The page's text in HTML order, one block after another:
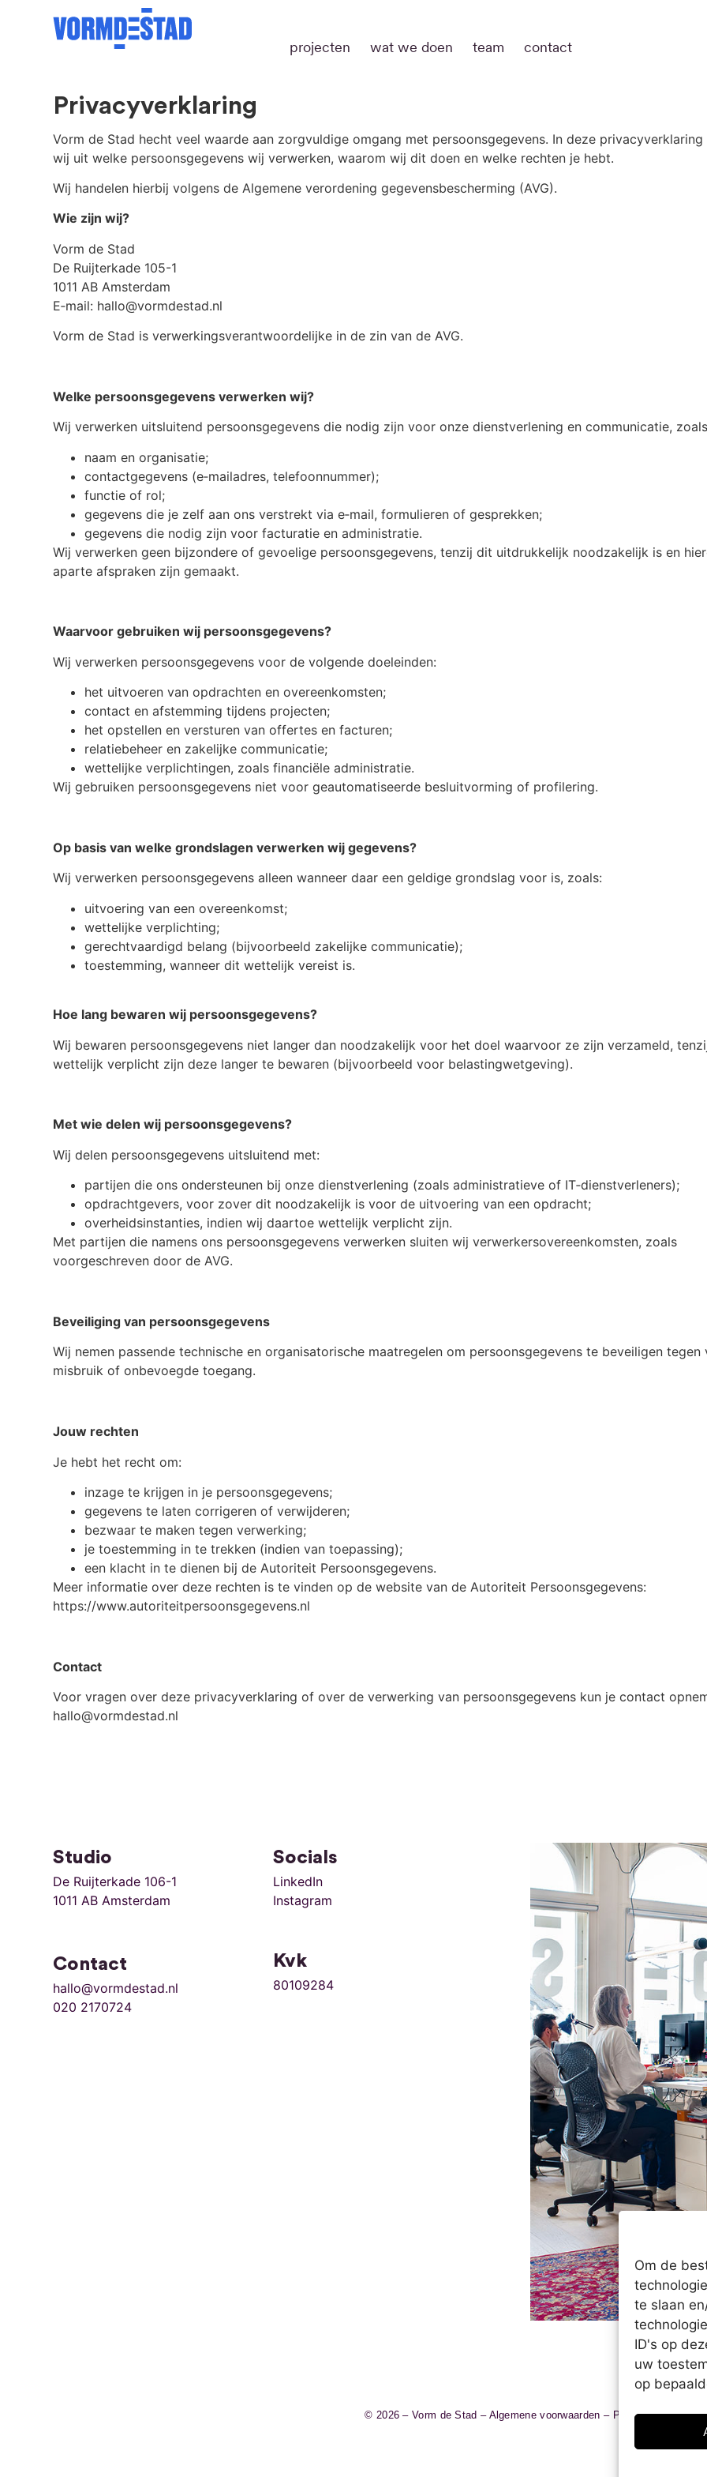
Om de
te slaan
ID's op
uw
op
projecten wat we doen team contact
Privacyverklaring
Vorm de Stad hecht veel waarde aan zorgvuldige omgang met persoonsgegevens. In deze privacyverklaring
wij uit welke persoonsgegevens wij verwerken, waarom wij dit doen en welke rechten je hebt.
Wij handelen hierbij volgens de Algemene verordening gegevensbescherming (AVG).
Wie zijn wij?
Vorm de Stad
De Ruijterkade 105-1
1011 AB Amsterdam
E‑mail: hallo@vormdestad.nl
Vorm de Stad is verwerkingsverantwoordelijke in de zin van de AVG.
Welke persoonsgegevens verwerken wij?
Wij verwerken uitsluitend persoonsgegevens die nodig zijn voor onze dienstverlening en communicatie,
naam en organisatie;
contactgegevens (e‑mailadres, telefoonnummer);
functie of rol;
gegevens die je zelf aan ons verstrekt via e‑mail, formulieren of gesprekken;
gegevens die nodig zijn voor facturatie en administratie.
Wij verwerken geen bijzondere of gevoelige persoonsgegevens, tenzij dit uitdrukkelijk noodzakelijk is en
aparte afspraken zijn gemaakt.
Waarvoor gebruiken wij persoonsgegevens?
Wij verwerken persoonsgegevens voor de volgende doeleinden:
het uitvoeren van opdrachten en overeenkomsten;
contact en afstemming tijdens projecten;
het opstellen en versturen van offertes en facturen;
relatiebeheer en zakelijke communicatie;
wettelijke verplichtingen, zoals financiële administratie.
Wij gebruiken persoonsgegevens niet voor geautomatiseerde besluitvorming of profilering.
Op basis van welke grondslagen verwerken wij gegevens?
Wij verwerken persoonsgegevens alleen wanneer daar een geldige grondslag voor is, zoals:
uitvoering van een overeenkomst;
wettelijke verplichting;
gerechtvaardigd belang (bijvoorbeeld zakelijke communicatie);
toestemming, wanneer dit wettelijk vereist is.
Hoe lang bewaren wij persoonsgegevens?
Wij bewaren persoonsgegevens niet langer dan noodzakelijk voor het doel waarvoor ze zijn verzameld,
wettelijk verplicht zijn deze langer te bewaren (bijvoorbeeld voor belastingwetgeving).
Met wie delen wij persoonsgegevens?
Wij delen persoonsgegevens uitsluitend met:
partijen die ons ondersteunen bij onze dienstverlening (zoals administratieve of IT‑dienstverleners);
opdrachtgevers, voor zover dit noodzakelijk is voor de uitvoering van een opdracht;
overheidsinstanties, indien wij daartoe wettelijk verplicht zijn.
Met partijen die namens ons persoonsgegevens verwerken sluiten wij verwerkersovereenkomsten, zoals
voorgeschreven door de AVG.
Beveiliging van persoonsgegevens
Wij nemen passende technische en organisatorische maatregelen om persoonsgegevens te beveiligen tegen
misbruik of onbevoegde toegang.
Jouw rechten
Je hebt het recht om:
inzage te krijgen in je persoonsgegevens;
gegevens te laten corrigeren of verwijderen;
bezwaar te maken tegen verwerking;
je toestemming in te trekken (indien van toepassing);
een klacht in te dienen bij de Autoriteit Persoonsgegevens.
Meer informatie over deze rechten is te vinden op de website van de Autoriteit Persoonsgegevens:
https://www.autoriteitpersoonsgegevens.nl
Contact
Voor vragen over deze privacyverklaring of over de verwerking van persoonsgegevens kun je contact
hallo@vormdestad.nl
Studio
De Ruijterkade 106-1
1011 AB Amsterdam
Contact
hallo@vormdestad.nl
020 2170724
Socials
LinkedIn
Instagram
Kvk
80109284
© 2026 – Vorm de Stad – Algemene voorwaarden – Privacyverklaring